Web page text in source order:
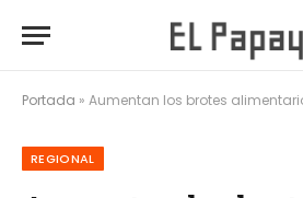
Portada » Aumentan los brotes alimentarios en Coquimbo: El consumo de
REGIONAL